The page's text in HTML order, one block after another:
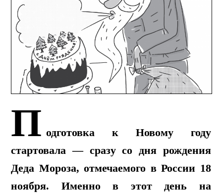
П одготовка к Новому году
стартовала — сразу со дня рождения
Деда Мороза, отмечаемого в России 18
ноября. Именно в этот день на